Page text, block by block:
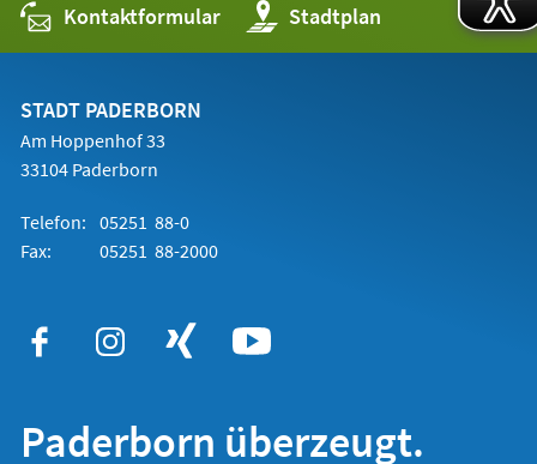
Kontaktformular Stadtplan
(Öffnet
in
einem
STADT PADERBORN
Am Hoppenhof 33
33104 Paderborn
Telefon: 05251 88-0
Fax:
05251 88-2000
Paderborn überzeugt.